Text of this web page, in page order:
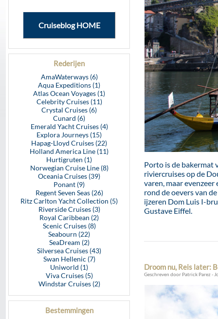
Cruiseblog HOME
Rederijen
AmaWaterways (6)
Aqua Expeditions (1)
Atlas Ocean Voyages (1)
Celebrity Cruises (11)
Crystal Cruises (6)
Cunard (6)
Emerald Yacht Cruises (4)
Explora Journeys (15)
Hapag-Lloyd Cruises (22)
Holland America Line (11)
Hurtigruten (1)
Norwegian Cruise Line (8)
Oceania Cruises (39)
Ponant (9)
Regent Seven Seas (26)
Ritz Carlton Yacht Collection (5)
Riverside Cruises (3)
Royal Caribbean (2)
Scenic Cruises (8)
Seabourn (22)
SeaDream (2)
Silversea Cruises (43)
Swan Hellenic (7)
Uniworld (1)
Viva Cruises (5)
Windstar Cruises (2)
Bestemmingen
Porto is de bakermat
riviercruises op de
varen, maar
rond de oevers van
ijzeren Dom Luis I-
Gustave Eiffel.
Droom nu, Reis later:
Geschreven door Patrick Parez -